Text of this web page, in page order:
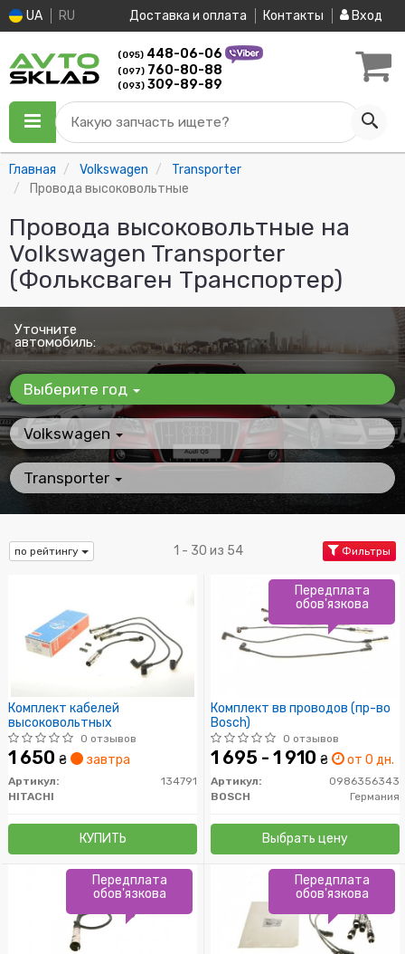
UA RU Доставка и оплата Контакты Вход
(095) 448-06-06
(097) 760-80-88
(093) 309-89-89
Какую запчасть ищете?
Главная Volkswagen
Transporter
Провода высоковольтные
Провода высоковольтные на
Volkswagen Transporter
(Фольксваген Транспортер)
Уточните
автомобиль:
Выберите год
Volkswagen
Transporter
по рейтингу 1 - 30 из 54 Фильтры
Комплект кабелей
высоковольтных
0 отзывов
1 650 ₴ завтра
Артикул:
134791
HITACHI
КУПИТЬ
Комплект вв проводов (пр-во
Bosch)
0 отзывов
1 695 - 1 910 ₴ от 0 дн.
Артикул:
0986356343
BOSCH
Германия
Выбрать цену
Передплата
обов'язкова
Передплата
обов'язкова
Передплата
обов'язкова